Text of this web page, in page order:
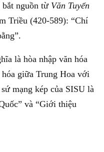
nguồn từ Văn Tuyển
Triều (420-589): “Chí
là hòa nhập văn hóa
giữa Trung Hoa với
mạng kép của SISU là
và “Giới thiệu